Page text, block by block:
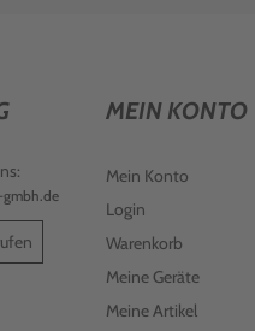
gmbh.de
MEIN KONTO
Mein Konto
Login
Warenkorb
Meine Geräte
Meine Artikel